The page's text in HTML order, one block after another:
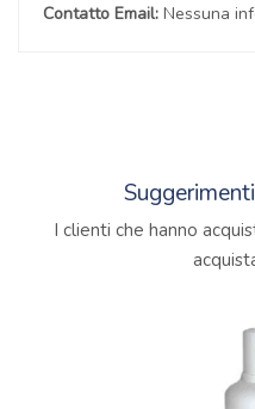
Contatto Email: Nessuna
I clienti che hanno